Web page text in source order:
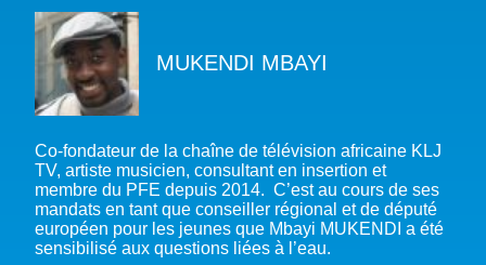
A PROPOS DU PFE
NOTRE MISSION
NOTRE VISION
LES MEMBRES DU PFE
RÈGLEMENT DES COTISATIONS DES MEMBRES
DEVENIR MEMBRE
NOTRE GOUVERNANCE
NOTRE SECRÉTARIAT
NOTRE PLAIDOYER MULTI-ACTEUR
EAU & CLIMAT
BIODIVERSITÉ AQUATIQUE ET SOLUTIONS FONDÉES SUR LA NATURE
ACCÈS À LA WASH DANS LES CONTEXTES DE CRISES ET FRAGILITÉS
WASH ROAD MAP
EAUX, SOLS, AGROÉCOLOGIE ET SÉCURITÉ ALIMENTAIRE
ÉVÉNEMENTS
COP29 CLIMAT – BAKOU 2024
FORUM URBAIN MONDIAL – LE CAIRE 2024
PRESSE
MUKENDI MBAYI
Co-fondateur de la chaîne de télévision africaine KLJ
TV, artiste musicien, consultant en insertion et
membre du PFE depuis 2014. C’est au cours de ses
mandats en tant que conseiller régional et de député
européen pour les jeunes que Mbayi MUKENDI a été
sensibilisé aux questions liées à l’eau.